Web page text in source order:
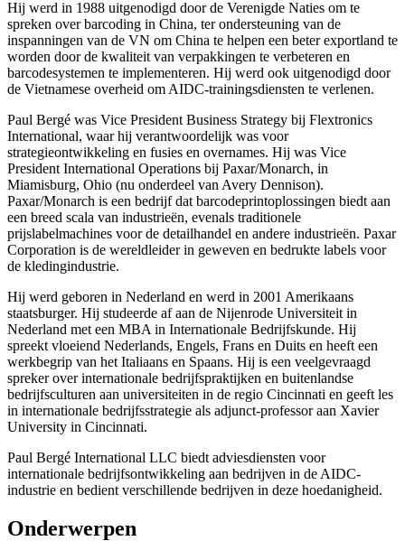
Hij werd in 1988 uitgenodigd door de Verenigde Naties om te
spreken over barcoding in China, ter ondersteuning van de
inspanningen van de VN om China te helpen een beter exportland te
worden door de kwaliteit van verpakkingen te verbeteren en
barcodesystemen te implementeren. Hij werd ook uitgenodigd door
de Vietnamese overheid om AIDC-trainingsdiensten te verlenen.
Paul Bergé was Vice President Business Strategy bij Flextronics
International, waar hij verantwoordelijk was voor
strategieontwikkeling en fusies en overnames. Hij was Vice
President International Operations bij Paxar/Monarch, in
Miamisburg, Ohio (nu onderdeel van Avery Dennison).
Paxar/Monarch is een bedrijf dat barcodeprintoplossingen biedt aan
een breed scala van industrieën, evenals traditionele
prijslabelmachines voor de detailhandel en andere industrieën. Paxar
Corporation is de wereldleider in geweven en bedrukte labels voor
de kledingindustrie.
Hij werd geboren in Nederland en werd in 2001 Amerikaans
staatsburger. Hij studeerde af aan de Nijenrode Universiteit in
Nederland met een MBA in Internationale Bedrijfskunde. Hij
spreekt vloeiend Nederlands, Engels, Frans en Duits en heeft een
werkbegrip van het Italiaans en Spaans. Hij is een veelgevraagd
spreker over internationale bedrijfspraktijken en buitenlandse
bedrijfsculturen aan universiteiten in de regio Cincinnati en geeft les
in internationale bedrijfsstrategie als adjunct-professor aan Xavier
University in Cincinnati.
Paul Bergé International LLC biedt adviesdiensten voor
internationale bedrijfsontwikkeling aan bedrijven in de AIDC-
industrie en bedient verschillende bedrijven in deze hoedanigheid.
Onderwerpen